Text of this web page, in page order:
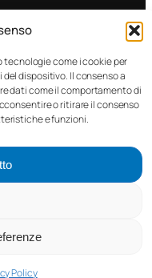
tecnologie come i cookie per
dispositivo. Il consenso a
dati come il comportamento di
o ritirare il consenso
e funzioni.
Policy
Facebook
i diritti riservati. – P.I.